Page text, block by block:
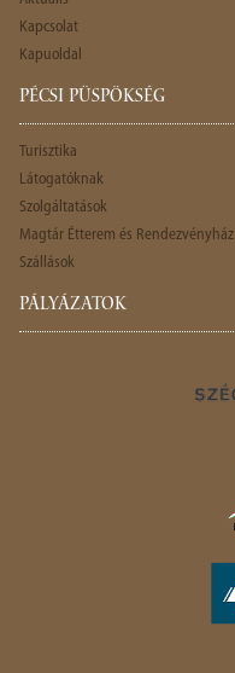
Kapcsolat
Kapuoldal
PÉCSI PÜSPÖKSÉG
Turisztika
Látogatóknak
Szolgáltatások
Magtár Étterem és Rendezvényház
Szállások
PÁLYÁZATOK